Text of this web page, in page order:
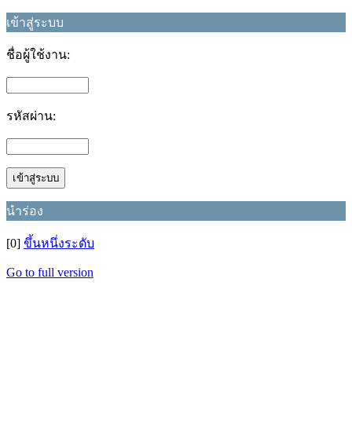
เข้าสู่ระบบ
ชื่อผู้ใช้งาน:
รหัสผ่าน:
นำร่อง
[0] ขึ้นหนึ่งระดับ
Go to full version